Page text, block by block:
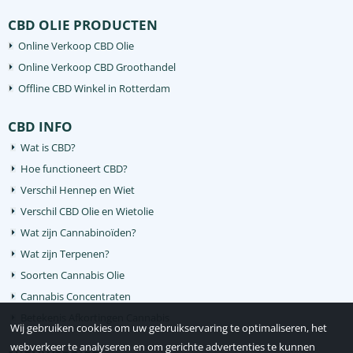
CBD OLIE PRODUCTEN
Online Verkoop CBD Olie
Online Verkoop CBD Groothandel
Offline CBD Winkel in Rotterdam
CBD INFO
Wat is CBD?
Hoe functioneert CBD?
Verschil Hennep en Wiet
Verschil CBD Olie en Wietolie
Wat zijn Cannabinoïden?
Wat zijn Terpenen?
Soorten Cannabis Olie
Cannabis Concentraten
Wij gebruiken cookies om uw gebruikservaring te optimaliseren, het
webverkeer te analyseren en om gerichte advertenties te kunnen